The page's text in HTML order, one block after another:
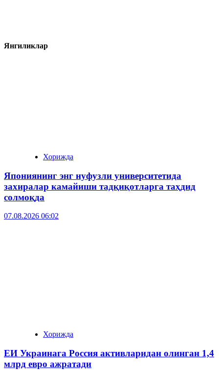
Янгиликлар
Хорижда
Япониянинг энг нуфузли университетида
захиралар камайиши тадқиқотларга таҳдид
солмоқда
07.08.2026 06:02
Хорижда
ЕИ Украинага Россия активларидан олинган 1,4
млрд евро ажратади